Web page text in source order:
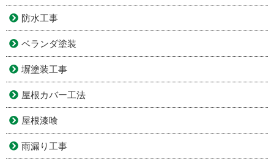
防水工事
ベランダ塗装
塀塗装工事
屋根カバー工法
屋根漆喰
雨漏り工事